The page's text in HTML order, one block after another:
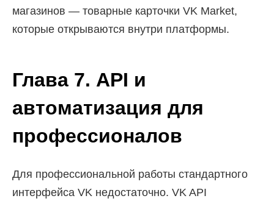
магазинов — товарные карточки VK Market,
которые открываются внутри платформы.
Глава 7. API и
автоматизация для
профессионалов
Для профессиональной работы стандартного
интерфейса VK недостаточно. VK API